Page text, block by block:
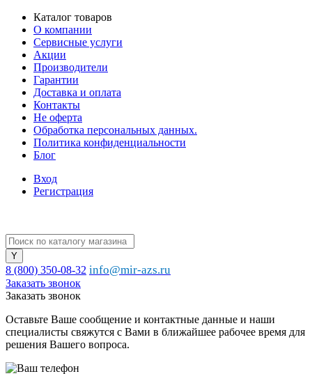
Каталог товаров
О компании
Сервисные услуги
Акции
Производители
Гарантии
Доставка и оплата
Контакты
Не оферта
Обработка персональных данных.
Политика конфиденциальности
Блог
Вход
Регистрация
8 (800) 350-08-32 info@mir-azs.ru
Заказать звонок
Заказать звонок
Оставьте Ваше сообщение и контактные данные и наши
специалисты свяжутся с Вами в ближайшее рабочее время для
решения Вашего вопроса.